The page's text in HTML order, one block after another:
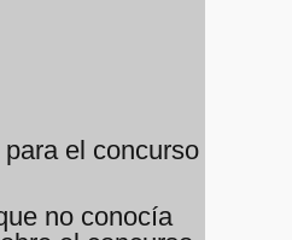
el concurso
no conocía